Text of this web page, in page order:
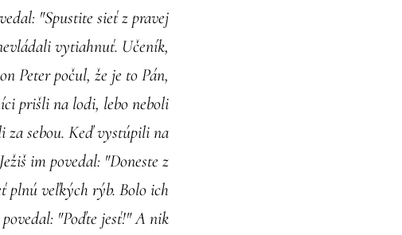
"Spustite sieť z pravej
vytiahnuť. Učeník,
Peter počul, že je to Pán,
prišli na lodi, lebo neboli
za sebou. Keď vystúpili na
im povedal: "Doneste z
plnú veľkých rýb. Bolo ich
"Poďte jesť!" A nik